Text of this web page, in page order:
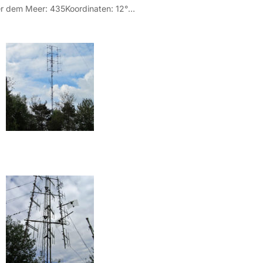
Höhe über dem Meer: 435Koordinaten: 12° 59′ 57″ Ost / 46°11′ 54″ Nord